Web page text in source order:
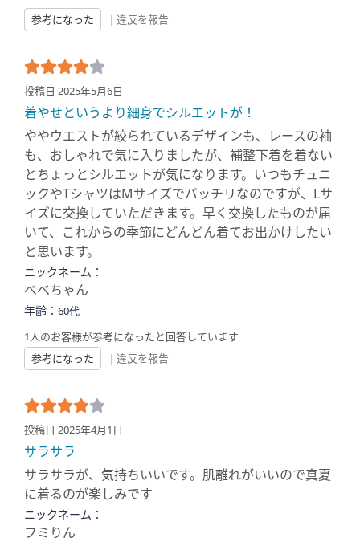
参考になった
| 違反を報告
投稿日 2025年5月6日
着やせというより細身でシルエットが！
ややウエストが絞られているデザインも、レースの袖
も、おしゃれで気に入りましたが、補整下着を着ない
とちょっとシルエットが気になります。いつもチュニ
ックやTシャツはMサイズでバッチリなのですが、Lサ
イズに交換していただきます。早く交換したものが届
いて、これからの季節にどんどん着てお出かけしたい
と思います。
ニックネーム：
べべちゃん
年齢： 60代
1人のお客様が参考になったと回答しています
参考になった
| 違反を報告
投稿日 2025年4月1日
サラサラ
サラサラが、気持ちいいです。肌離れがいいので真夏
に着るのが楽しみです
ニックネーム：
フミりん